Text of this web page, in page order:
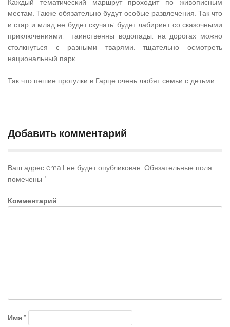
Каждый тематический маршрут проходит по живописным
местам. Также обязательно будут особые развлечения. Так что
и стар и млад не будет скучать: будет лабиринт со сказочными
приключениями, таинственны водопады, на дорогах можно
столкнуться с разными тварями, тщательно осмотреть
национальный парк.
Так что пешие прогулки в Гарце очень любят семьи с детьми.
Добавить комментарий
Ваш адрес email не будет опубликован. Обязательные поля
помечены *
Комментарий
Имя*